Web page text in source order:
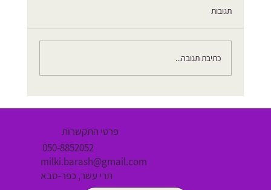
תגובות
כתיבת תגובה...
פרטי התקשרות
050-8852052
milki.barash@gmail.com
תרי עשר, כפר-סבא